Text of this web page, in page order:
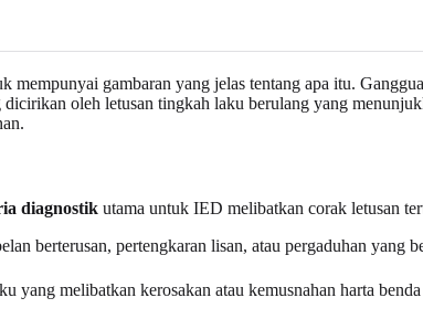
mempunyai gambaran yang jelas tentang apa itu.
oleh letusan tingkah laku berulang yang
diagnostik utama untuk IED melibatkan corak letusan
berterusan, pertengkaran lisan, atau pergaduhan yang
yang melibatkan kerosakan atau kemusnahan harta